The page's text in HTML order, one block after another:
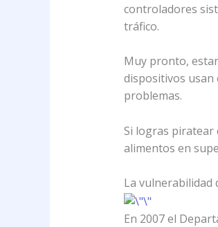
controladores
tráfico.
Muy pronto,
dispositivos usan
problemas.
Si logras piratear
alimentos en
La vulnerabilidad
En 2007 el